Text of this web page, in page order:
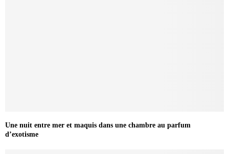
Une nuit entre mer et maquis dans une chambre au parfum
d’exotisme